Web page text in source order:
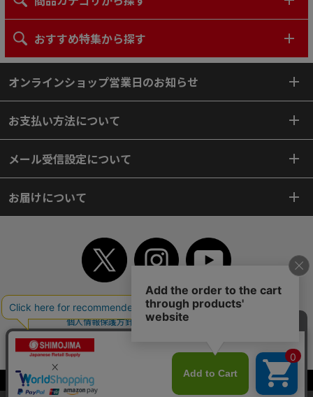
当サイトはクッキー（Cookie）を使用しています。Cookieの使用に同意いた
おすすめ特集から探す
オンラインショップ営業日のお知らせ
お支払い方法について
メール受信設定について
お届けについて
TOP 初めてご利用のお客様へ ご利用案内
ご利用規約
個人情報保護方針
特定商取引法
よくあるご質問
お問い合わせ
サイトマップ
Copyright© 2018 SHIMOJIMA Co.,Ltd. All Rights Reserved.